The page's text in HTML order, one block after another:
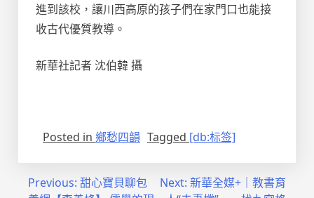
進到該校，讓川西高原的孩子們在家門口也能接
收古代優質教導。
新華社記者 沈伯韓 攝
Posted in 鄉愁四韻 Tagged [db:标签]
Previous: 甜心寶貝聊包
Next: 新華全媒+｜教書育